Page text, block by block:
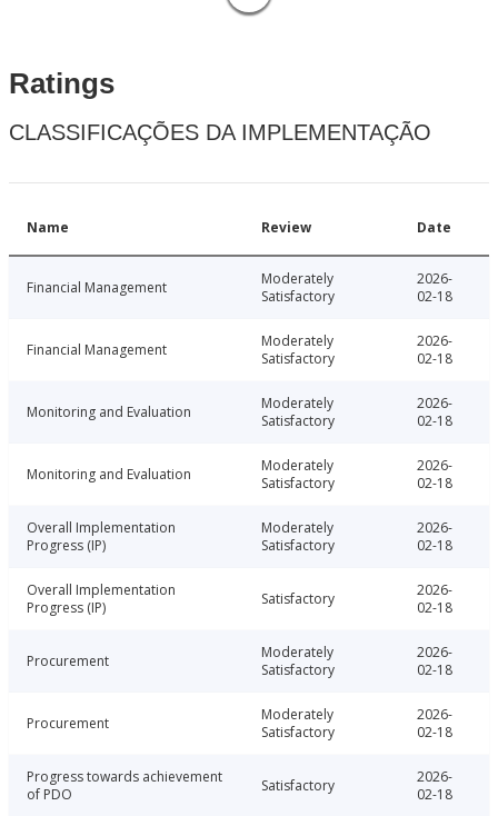
Ratings
CLASSIFICAÇÕES DA IMPLEMENTAÇÃO
Name Review Date
Financial Management
Moderately
Satisfactory
2026-
02-18
Financial Management
Moderately
Satisfactory
2026-
02-18
Monitoring and Evaluation
Moderately
Satisfactory
2026-
02-18
Monitoring and Evaluation
Moderately
Satisfactory
2026-
02-18
Overall Implementation
Progress (IP)
Moderately
Satisfactory
2026-
02-18
Overall Implementation
Progress (IP)
Satisfactory
2026-
02-18
Procurement
Moderately
Satisfactory
2026-
02-18
Procurement
Moderately
Satisfactory
2026-
02-18
Progress towards achievement
of PDO
Satisfactory
2026-
02-18